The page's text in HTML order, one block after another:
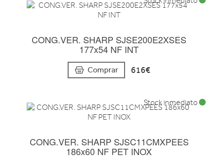
CONG.VER. SHARP SJSE200E2XSES
177x54 NF INT
Comprar 616€
CONG.VER. SHARP SJSC11CMXPEES
186x60 NF PET INOX
Stock inmediato